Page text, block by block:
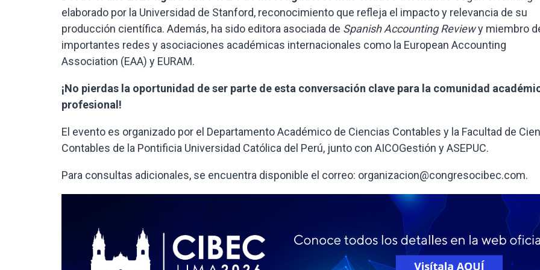
elaborado por la Universidad de Stanford, reconocimiento que refleja el impacto y relevancia de su
producción científica. Además, ha sido editora asociada de Spanish Accounting Reviewy miembro
importantes redes y asociaciones académicas internacionales como la European Accounting
Association (EAA) y EURAM.
¡No pierdas la oportunidad de ser parte de esta conversación clave para la comunidad
profesional!
El evento es organizado por el Departamento Académico de Ciencias Contables y la Facultad de
Contables de la Pontificia Universidad Católica del Perú, junto con AICOGestión y ASEPUC.
Para consultas adicionales, se encuentra disponible el correo: organizacion@congresocibec.com.